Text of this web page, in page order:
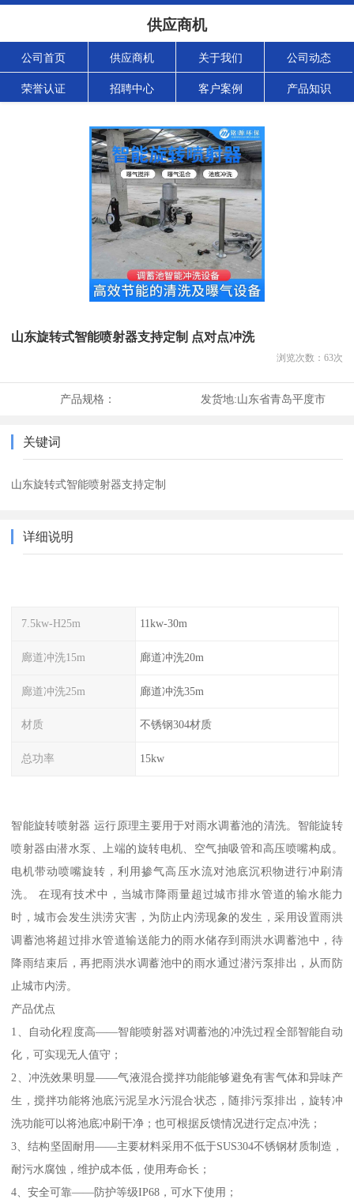
供应商机
公司首页 供应商机 关于我们 公司动态
荣誉认证 招聘中心 客户案例 产品知识
山东旋转式智能喷射器支持定制 点对点冲洗
浏览次数： 63次
产品规格： 发货地:山东省青岛平度市
关键词
山东旋转式智能喷射器支持定制
详细说明
7.5kw-H25m 11kw-30m
廊道冲洗15m 廊道冲洗20m
廊道冲洗25m 廊道冲洗35m
材质 不锈钢304材质
总功率 15kw
智能旋转喷射器 运行原理主要用于对雨水调蓄池的清洗。智能旋转
喷射器由潜水泵、上端的旋转电机、空气抽吸管和高压喷嘴构成。
电机带动喷嘴旋转，利用掺气高压水流对池底沉积物进行冲刷清
洗。 在现有技术中，当城市降雨量超过城市排水管道的输水能力
时，城市会发生洪涝灾害，为防止内涝现象的发生，采用设置雨洪
调蓄池将超过排水管道输送能力的雨水储存到雨洪水调蓄池中，待
降雨结束后，再把雨洪水调蓄池中的雨水通过潜污泵排出，从而防
止城市内涝。
产品优点
1、自动化程度高——智能喷射器对调蓄池的冲洗过程全部智能自动
化，可实现无人值守；
2、冲洗效果明显——气液混合搅拌功能能够避免有害气体和异味产
生，搅拌功能将池底污泥呈水污混合状态，随排污泵排出，旋转冲
洗功能可以将池底冲刷干净；也可根据反馈情况进行定点冲洗；
3、结构坚固耐用——主要材料采用不低于SUS304不锈钢材质制造，
耐污水腐蚀，维护成本低，使用寿命长；
4、安全可靠——防护等级IP68，可水下使用；